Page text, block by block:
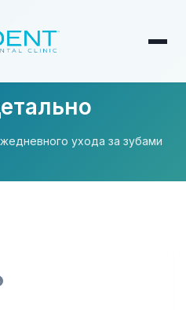
ухода за зубами